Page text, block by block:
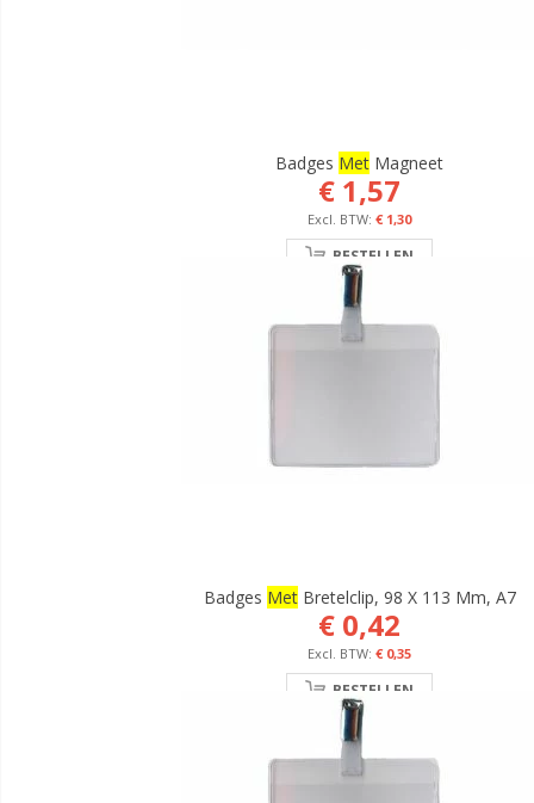
Badges Met Magneet
€ 1,57
€ 1,30
BESTELLEN
Badges MetBretelclip, 98 X 113 Mm, A7
€ 0,42
€ 0,35
BESTELLEN